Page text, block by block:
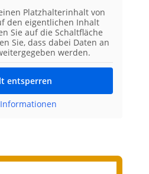
Platzhalterinhalt von
den eigentlichen Inhalt
Sie auf die Schaltfläche
Sie, dass dabei Daten an
werden.
entsperren